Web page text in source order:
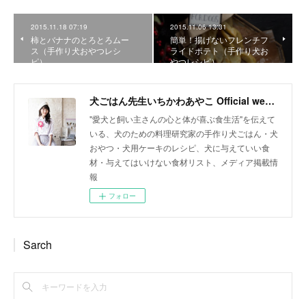
2015.11.18 07:19
柿とバナナのとろとろムー
ス（手作り犬おやつレシ
ピ）
2015.11.06 13:31
簡単！揚げないフレンチフ
ライドポテト（手作り犬お
やつレシピ）
犬ごはん先生いちかわあやこ Official web site
"愛犬と飼い主さんの心と体が喜ぶ食生活"を伝えて
いる、犬のための料理研究家の手作り犬ごはん・犬
おやつ・犬用ケーキのレシピ、犬に与えていい食
材・与えてはいけない食材リスト、メディア掲載情
報
フォロー
Sarch